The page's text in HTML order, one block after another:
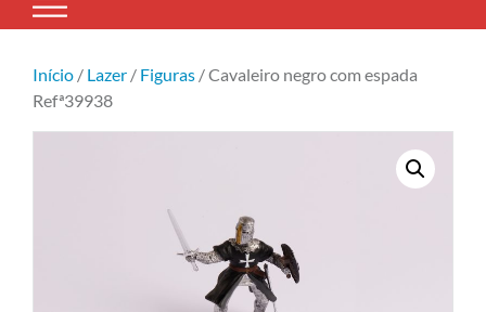
Início / Lazer / Figuras / Cavaleiro negro com espada
Refª39938